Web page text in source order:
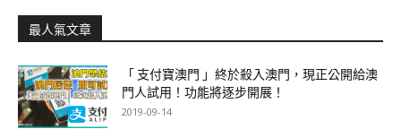
最人氣文章
「 支付寶澳門 」終於殺入澳門，現正公開給澳
門人試用！功能將逐步開展！
2019-09-14